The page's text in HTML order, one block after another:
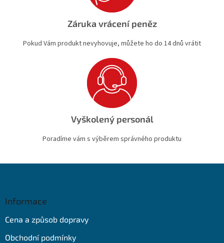
Záruka vrácení peněz
Pokud Vám produkt nevyhovuje, můžete ho do 14 dnů vrátit
Vyškolený personál
Poradíme vám s výběrem správného produktu
Informace
Cena a způsob dopravy
Obchodní podmínky